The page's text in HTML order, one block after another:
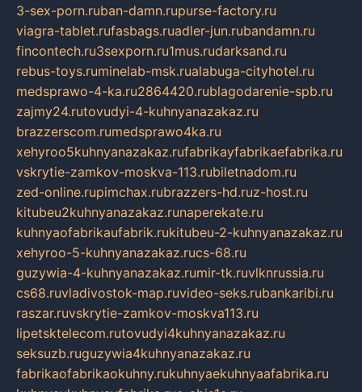
3-sex-porn.ruban-damn.rupurse-factory.ru
viagra-tablet.rufasbags.ruadler-jun.rubandamn.ru
fincontech.ru3sexporn.ru1mus.rudarksand.ru
rebus-toys.ruminelab-msk.rualabuga-cityhotel.ru
medsprawo-4-ka.ru2864420.rublagodarenie-spb.ru
zajmy24.rutovudyi-4-kuhnyanazakaz.ru
brazzerscom.rumedsprawo4ka.ru
xehyroo5kuhnyanazakaz.rufabrikayfabrikaefabrika.ru
vskrytie-zamkov-moskva-113.rubiletnadom.ru
zed-online.rupimchax.rubrazzers-hd.ruz-host.ru
kitubeu2kuhnyanazakaz.runaperekate.ru
kuhnyaofabrikaufabrik.rukitubeu-2-kuhnyanazakaz.ru
xehyroo-5-kuhnyanazakaz.rucs-68.ru
guzywia-4-kuhnyanazakaz.rumir-tk.ruvlknrussia.ru
cs68.ruvladivostok-map.ruvideo-seks.rubankaribi.ru
raszar.ruvskrytie-zamkov-moskva113.ru
lipetsktelecom.rutovudyi4kuhnyanazakaz.ru
seksuzb.ruguzywia4kuhnyanazakaz.ru
fabrikaofabrikaokuhny.rukuhnyaekuhnyaafabrika.ru